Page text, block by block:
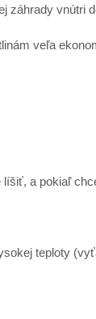
vnútri
veľa
a pokiaľ
teploty